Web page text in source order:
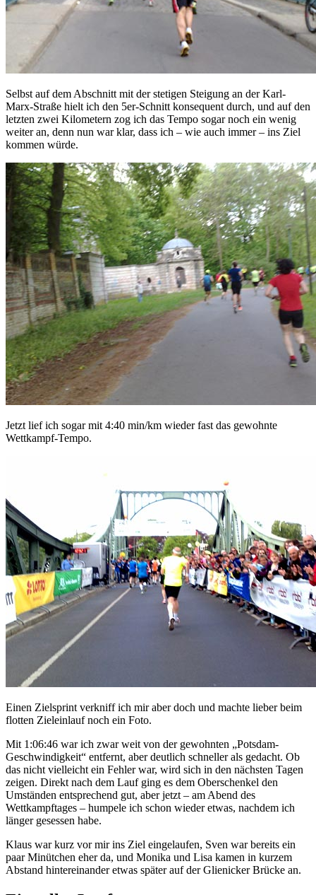
Selbst auf dem Abschnitt mit der stetigen Steigung an der Karl-
Marx-Straße hielt ich den 5er-Schnitt konsequent durch, und auf den
letzten zwei Kilometern zog ich das Tempo sogar noch ein wenig
weiter an, denn nun war klar, dass ich – wie auch immer – ins Ziel
kommen würde.
Jetzt lief ich sogar mit 4:40 min/km wieder fast das gewohnte
Wettkampf-Tempo.
Einen Zielsprint verkniff ich mir aber doch und machte lieber beim
flotten Zieleinlauf noch ein Foto.
Mit 1:06:46 war ich zwar weit von der gewohnten „Potsdam-
Geschwindigkeit“ entfernt, aber deutlich schneller als gedacht. Ob
das nicht vielleicht ein Fehler war, wird sich in den nächsten Tagen
zeigen. Direkt nach dem Lauf ging es dem Oberschenkel den
Umständen entsprechend gut, aber jetzt – am Abend des
Wettkampftages – humpele ich schon wieder etwas, nachdem ich
länger gesessen habe.
Klaus war kurz vor mir ins Ziel eingelaufen, Sven war bereits ein
paar Minütchen eher da, und Monika und Lisa kamen in kurzem
Abstand hintereinander etwas später auf der Glienicker Brücke an.